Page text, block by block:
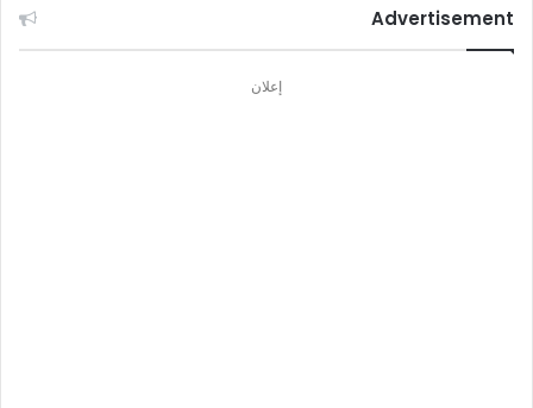
Advertisement
إعلان